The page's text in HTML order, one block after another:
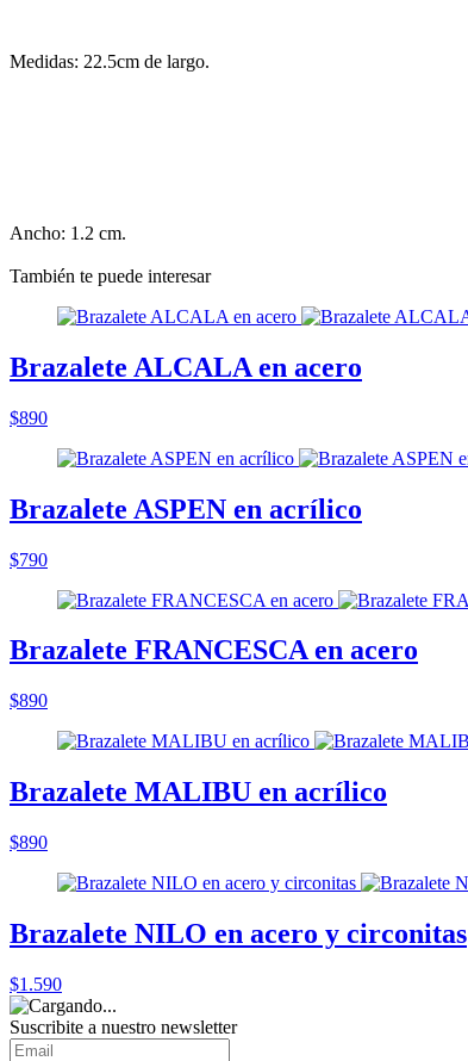
Medidas: 22.5cm de largo.
Ancho: 1.2 cm.
También te puede interesar
Brazalete ALCALA en acero
$890
Brazalete ASPEN en acrílico
$790
Brazalete FRANCESCA en acero
$890
Brazalete MALIBU en acrílico
$890
Brazalete NILO en acero y circonitas
$1.590
Suscribite a nuestro newsletter